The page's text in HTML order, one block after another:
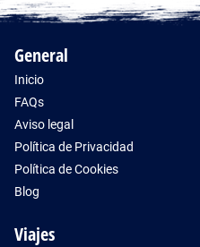
General
Inicio
FAQs
Aviso legal
Política de Privacidad
Política de Cookies
Blog
Viajes